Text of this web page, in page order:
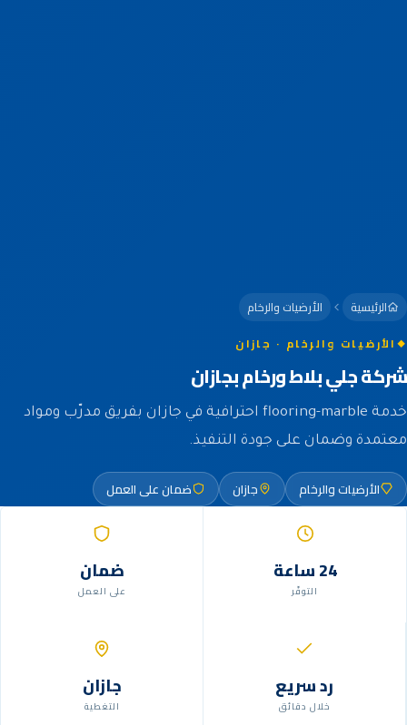
الرئيسية الأرضيات والرخام
الأرضيات والرخام · جازان
شركة جلي بلاط ورخام بجازان
خدمة flooring-marble احترافية في جازان بفريق مدرّب ومواد
معتمدة وضمان على جودة التنفيذ.
الأرضيات والرخام جازان ضمان على العمل
24 ساعة
التوفّر
ضمان
على العمل
رد سريع
خلال دقائق
جازان
التغطية